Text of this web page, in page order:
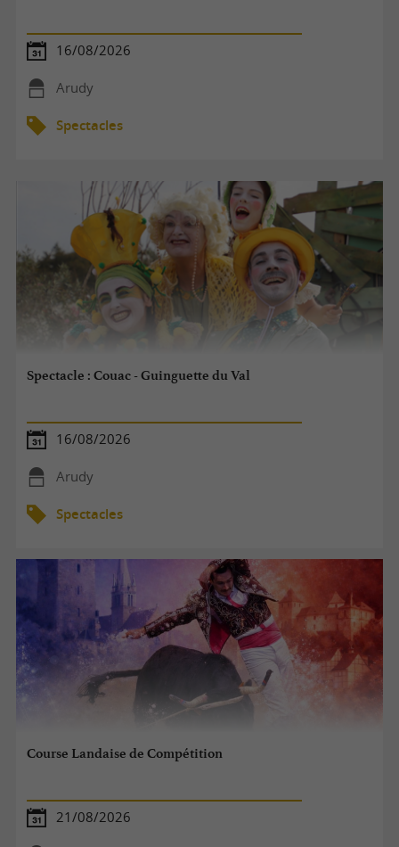
16/08/2026
Arudy
Spectacles
Spectacle : Couac - Guinguette du Val
16/08/2026
Arudy
Spectacles
Course Landaise de Compétition
21/08/2026